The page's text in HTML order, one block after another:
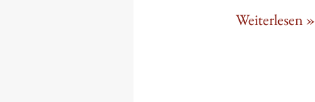
Weiterlesen »